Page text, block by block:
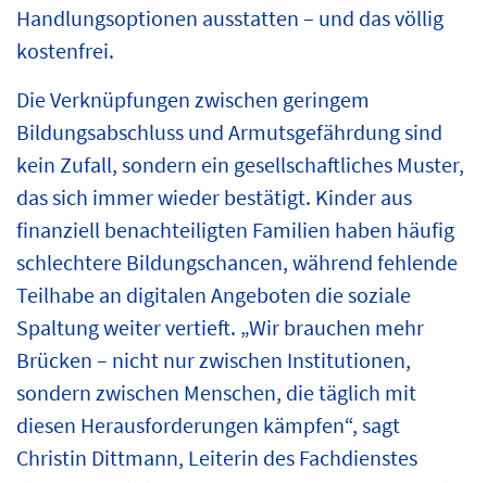
Handlungsoptionen ausstatten – und das völlig
kostenfrei.
Die Verknüpfungen zwischen geringem
Bildungsabschluss und Armutsgefährdung sind
kein Zufall, sondern ein gesellschaftliches Muster,
das sich immer wieder bestätigt. Kinder aus
finanziell benachteiligten Familien haben häufig
schlechtere Bildungschancen, während fehlende
Teilhabe an digitalen Angeboten die soziale
Spaltung weiter vertieft. „Wir brauchen mehr
Brücken – nicht nur zwischen Institutionen,
sondern zwischen Menschen, die täglich mit
diesen Herausforderungen kämpfen“, sagt
Christin Dittmann, Leiterin des Fachdienstes